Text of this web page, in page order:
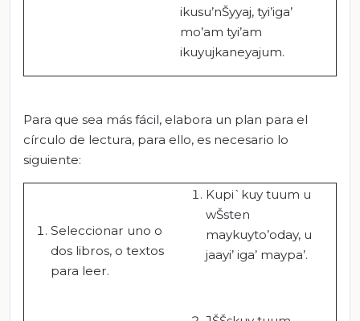
ikusu’nŠyyaj, tyi’iga’
mo’am tyi’am
ikuyujkaneyajum.
Para que sea más fácil, elabora un plan para el
círculo de lectura, para ello, es necesario lo
siguiente:
Seleccionar uno o
dos libros, o textos
para leer.
Kupi`kuy tuum u
wŠsten
maykuyto’oday, u
jaayi’ iga’ maypa’.